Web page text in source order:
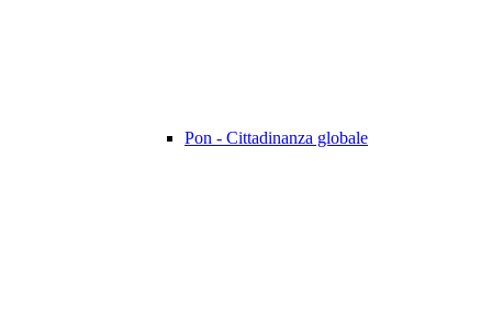
Pon - Cittadinanza globale